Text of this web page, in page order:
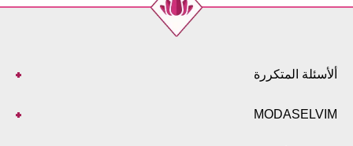
ألأسئلة المتكررة
MODASELVIM